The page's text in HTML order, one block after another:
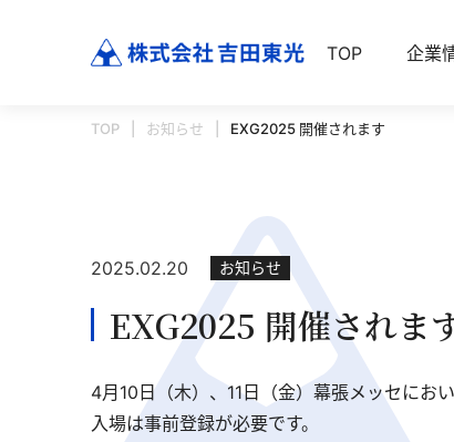
TOP 企業
TOP お知らせ EXG2025 開催されます
2025.02.20 お知らせ
EXG2025 開催されま
4月10日（木）、11日（金）幕張メッセに
入場は事前登録が必要です。